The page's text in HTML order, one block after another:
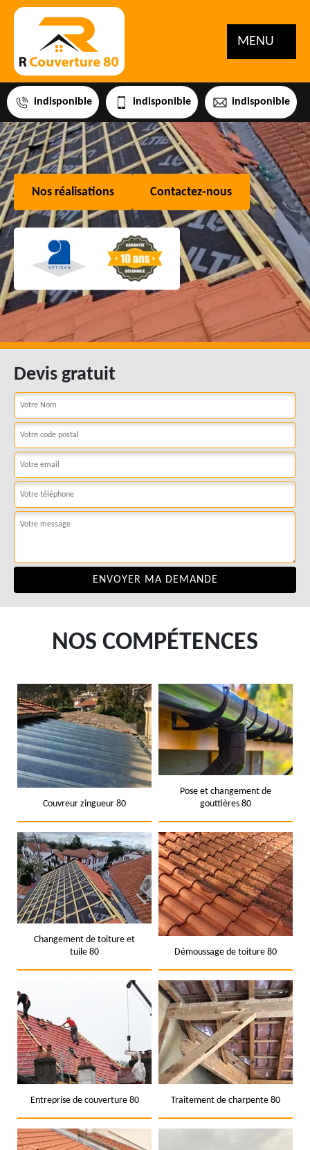
MENU
indisponible indisponible indisponible
Nos réalisations Contactez-nous
Devis gratuit
NOS COMPÉTENCES
Couvreur zingueur 80
Pose et changement de
gouttières 80
Changement de toiture et
tuile 80
Démoussage de toiture 80
Entreprise de couverture 80 Traitement de charpente 80